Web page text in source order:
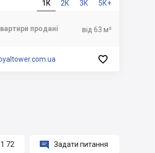
1К 2К 3К 5К+
від 63 м²
продані

72  Задати питання